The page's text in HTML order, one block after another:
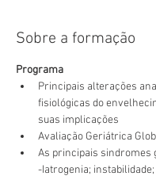
Sobre a formação
Programa
Principais alterações
fisiológicas do
suas implicações
Avaliação Geriátrica
As principais sindromes
-Iatrogenia;